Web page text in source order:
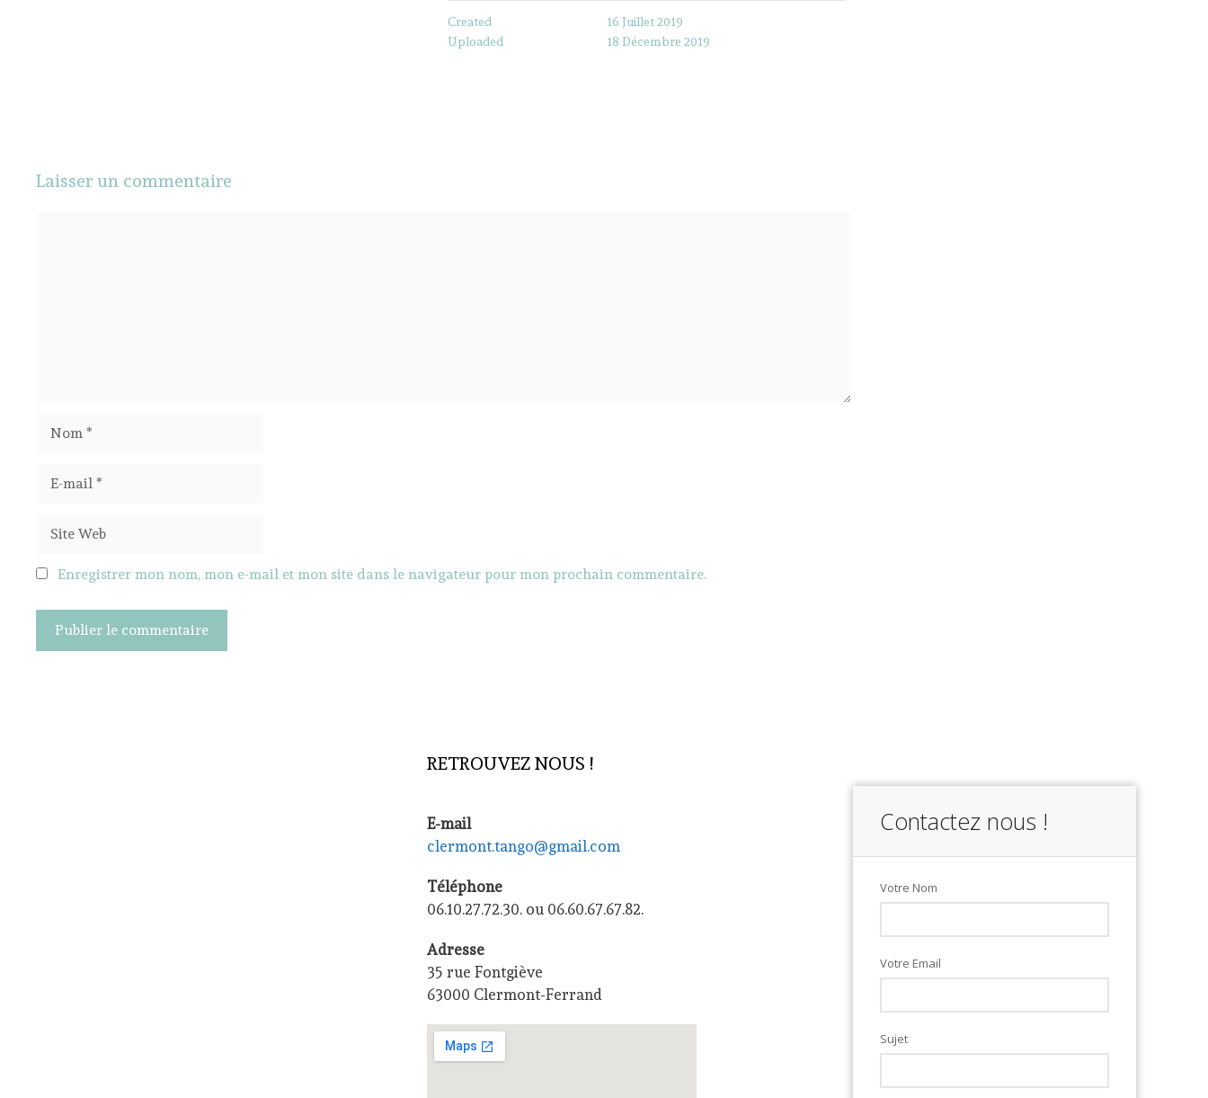
Created
16 Juillet 2019
Uploaded
18 Décembre 2019
Laisser un commentaire
mail
Web
Enregistrer mon nom, mon e-mail et mon site dans le navigateur pour mon prochain commentaire.
RETROUVEZ NOUS !
E-mail
clermont.tango@gmail.com
Téléphone
06.10.27.72.30. ou 06.60.67.67.82.
Adresse
35 rue Fontgiève
63000 Clermont-Ferrand
Contactez nous !
Votre Nom
Votre Email
Sujet